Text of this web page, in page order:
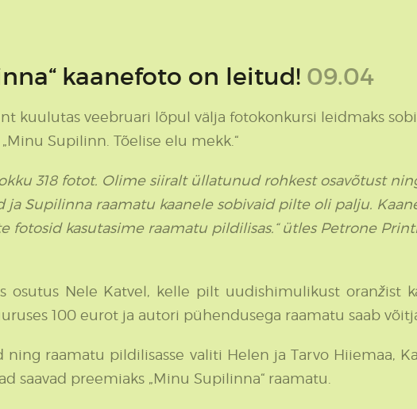
kaanefoto on leitud! 09.04
kuulutas veebruari lõpul välja fotokonkursi leidmaks
Supilinn. Tõelise elu mekk.“
318 fotot. Olime siiralt üllatunud rohkest osavõtust
ja Supilinna raamatu kaanele sobivaid pilte oli palju.
fotosid kasutasime raamatu pildilisas.“ ütles Petrone
osutus Nele Katvel, kelle pilt uudishimulikust oranžist
100 eurot ja autori pühendusega raamatu saab
ning raamatu pildilisasse valiti Helen ja Tarvo Hiiemaa,
saavad preemiaks „Minu Supilinna“ raamatu.